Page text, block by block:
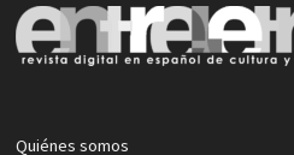
Quiénes somos